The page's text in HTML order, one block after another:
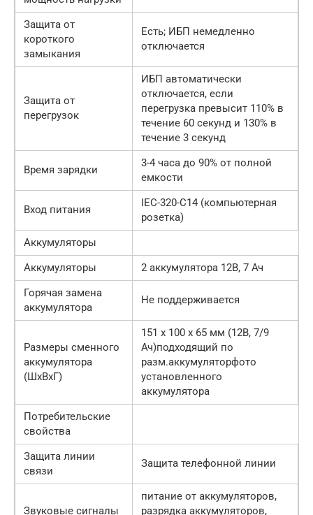
Защита от
короткого
замыкания
Есть; ИБП немедленно
отключается
Защита от
перегрузок
ИБП автоматически
отключается, если
перегрузка превысит 110% в
течение 60 секунд и 130% в
течение 3 секунд
Время зарядки
3-4 часа до 90% от полной
емкости
Вход питания
IEC-320-C14 (компьютерная
розетка)
Аккумуляторы
Аккумуляторы
2 аккумулятора 12В, 7 Ач
Горячая замена
аккумулятора
Не поддерживается
Размеры сменного
аккумулятора
(ШхВхГ)
151 х 100 х 65 мм (12В, 7/9
Ач)подходящий по
разм.аккумуляторфото
установленного
аккумулятора
Потребительские
свойства
Защита линии
связи
Защита телефонной линии
Звуковые сигналы
питание от аккумуляторов,
разрядка аккумуляторов,